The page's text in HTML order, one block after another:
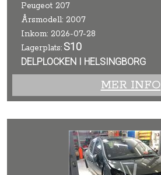
Peugeot 207
Årsmodell: 2007
Inkom: 2026-07-28
Lagerplats: S10
DELPLOCKEN I HELSINGBORG
MER INFO